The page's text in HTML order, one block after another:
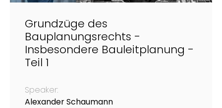
Grundzüge des
Bauplanungsrechts -
Insbesondere Bauleitplanung -
Teil 1
Speaker:
Alexander Schaumann